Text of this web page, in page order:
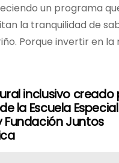
un programa
la tranquilidad de
Porque invertir en
inclusivo creado
la Escuela Especial
Juntos